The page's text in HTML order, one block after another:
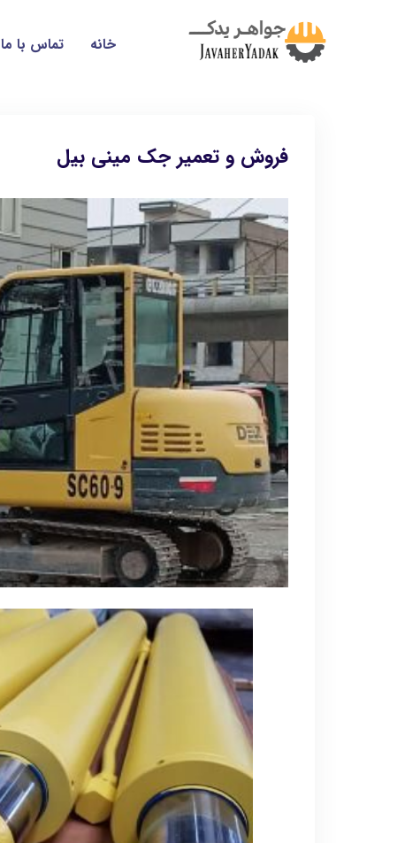
خانه تماس با ما
فروش و تعمیر جک مینی بیل